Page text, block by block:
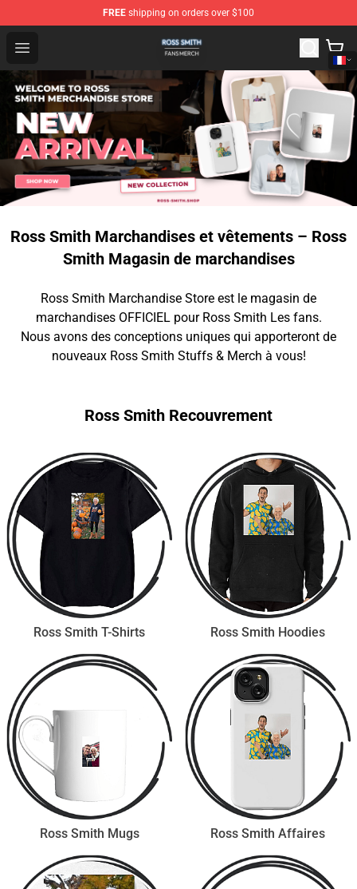
FREE shipping on orders over $100
Open menu
Ross Smith Shop - Official Ross Smith Merchandise
Ross Smith Marchandises et vêtements – Ross
Smith Magasin de marchandises
Ross Smith Marchandise Store est le magasin de
marchandises OFFICIEL pour Ross Smith Les fans.
Nous avons des conceptions uniques qui apporteront de
nouveaux Ross Smith Stuffs & Merch à vous!
Ross Smith Recouvrement
Ross Smith T-Shirts Ross Smith Hoodies
Ross Smith Mugs Ross Smith Affaires